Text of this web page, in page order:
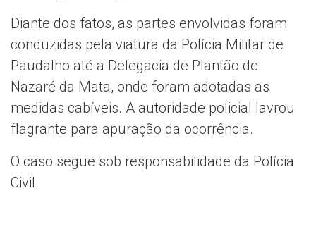
Diante dos fatos, as partes envolvidas foram
conduzidas pela viatura da Polícia Militar de
Paudalho até a Delegacia de Plantão de
Nazaré da Mata, onde foram adotadas as
medidas cabíveis. A autoridade policial lavrou
flagrante para apuração da ocorrência.
O caso segue sob responsabilidade da Polícia
Civil.